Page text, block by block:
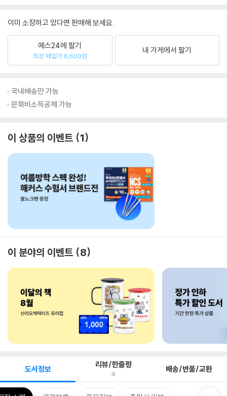
이미 소장하고 있다면 판매해 보세요.
예스24에 팔기
최상 매입가 6,600원
내 가게에서 팔기
국내배송만 가능
문화비소득공제 가능
이 상품의 이벤트 1
이 분야의 이벤트 8
도서정보 리뷰/한줄평
4 배송/반품/교환